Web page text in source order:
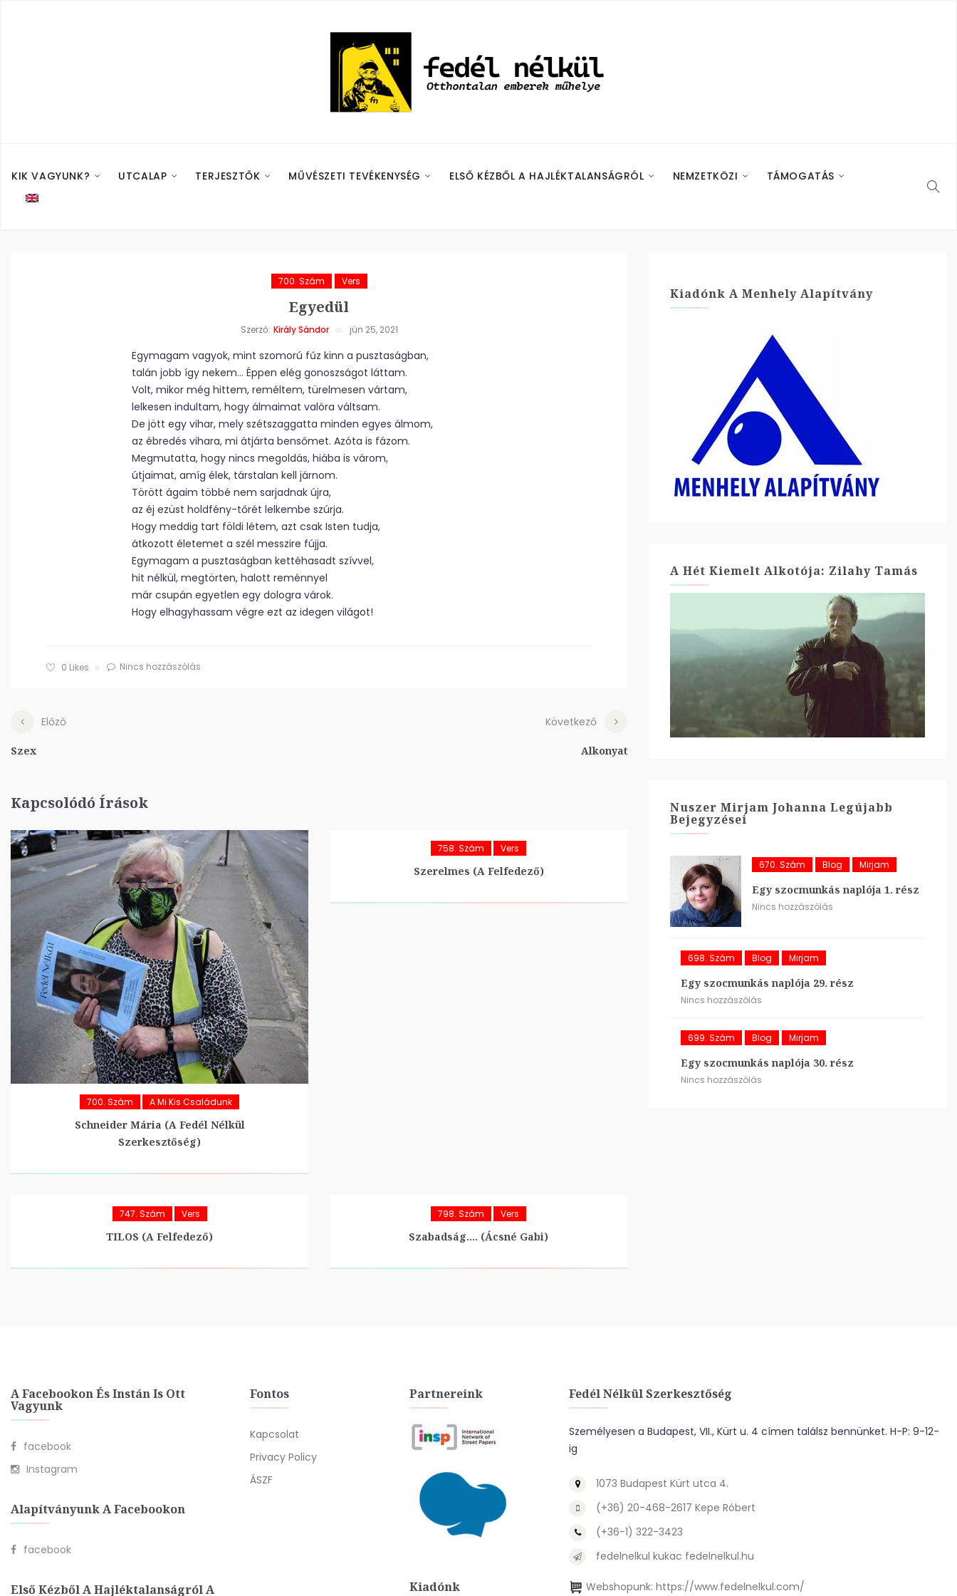
KIK VAGYUNK? UTCALAP TERJESZTŐK MŰVÉSZETI TEVÉKENYSÉG ELSŐ KÉZBŐL A HAJLÉKTALANSÁGRÓL NEMZETKÖZI TÁMOGATÁS
700. Szám Vers
Egyedül
Szerző: Király Sándor jún 25, 2021
Egymagam vagyok, mint szomorú fűz kinn a pusztaságban,
talán jobb így nekem… Éppen elég gonoszságot láttam.
Volt, mikor még hittem, reméltem, türelmesen vártam,
lelkesen indultam, hogy álmaimat valóra váltsam.
De jött egy vihar, mely szétszaggatta minden egyes álmom,
az ébredés vihara, mi átjárta bensőmet. Azóta is fázom.
Megmutatta, hogy nincs megoldás, hiába is várom,
útjaimat, amíg élek, társtalan kell járnom.
Törött ágaim többé nem sarjadnak újra,
az éj ezüst holdfény-tőrét lelkembe szúrja.
Hogy meddig tart földi létem, azt csak Isten tudja,
átkozott életemet a szél messzire fújja.
Egymagam a pusztaságban kettéhasadt szívvel,
hit nélkül, megtörten, halott reménnyel
már csupán egyetlen egy dologra várok.
Hogy elhagyhassam végre ezt az idegen világot!
0 Likes Nincs hozzászólás
Előző
Szex
Következő
Alkonyat
Kapcsolódó Írások
700. Szám A Mi Kis Családunk
Schneider Mária (A Fedél Nélkül
Szerkesztőség)
758. Szám Vers
Szerelmes (A Felfedező)
747. Szám Vers
TILOS (A Felfedező)
798. Szám Vers
Szabadság…. (Ácsné Gabi)
Kiadónk A Menhely Alapítvány
A Hét Kiemelt Alkotója: Zilahy Tamás
Nuszer Mirjam Johanna Legújabb
Bejegyzései
670. Szám Blog Mirjam
Egy szocmunkás naplója 1. rész
Nincs hozzászólás
698. Szám Blog Mirjam
Egy szocmunkás naplója 29. rész
Nincs hozzászólás
699. Szám Blog Mirjam
Egy szocmunkás naplója 30. rész
Nincs hozzászólás
A Facebookon És Instán Is Ott
Vagyunk
facebook
Instagram
Alapítványunk A Facebookon
facebook
Első Kézből A Hajléktalanságról A
Fontos
Kapcsolat
Privacy Policy
ÁSZF
Partnereink
Kiadónk
Fedél Nélkül Szerkesztőség
Személyesen a Budapest, VII., Kürt u. 4 címen találsz bennünket. H-P: 9-12-
ig
1073 Budapest Kürt utca 4.
(+36) 20-468-2617 Kepe Róbert
(+36-1) 322-3423
fedelnelkul kukac fedelnelkul.hu
Webshopunk: https://www.fedelnelkul.com/